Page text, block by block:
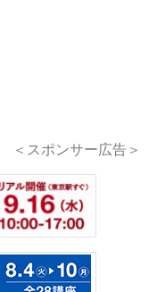
＜スポンサー広告＞